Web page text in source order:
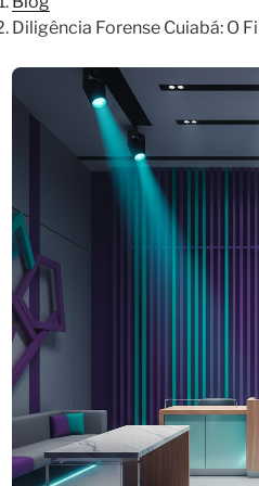
Diligência Forense Cuiabá: O